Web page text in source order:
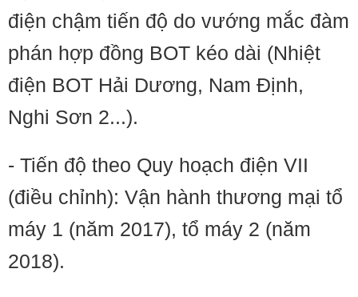
điện chậm tiến độ do vướng mắc đàm
phán hợp đồng BOT kéo dài (Nhiệt
điện BOT Hải Dương, Nam Định,
Nghi Sơn 2...).
- Tiến độ theo Quy hoạch điện VII
(điều chỉnh): Vận hành thương mại tổ
máy 1 (năm 2017), tổ máy 2 (năm
2018).